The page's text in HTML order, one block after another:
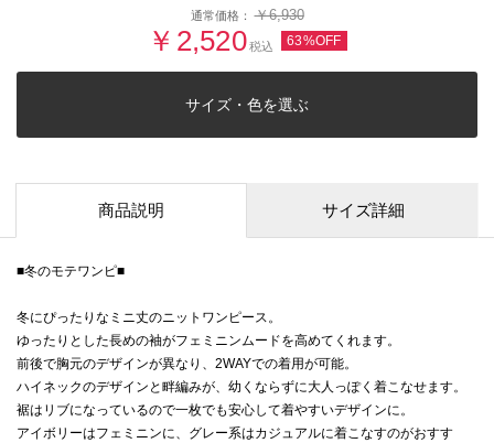
通常価格：￥6,930
￥2,520税込 63%OFF
サイズ・色を選ぶ
商品説明 サイズ詳細
■冬のモテワンピ■
冬にぴったりなミニ丈のニットワンピース。
ゆったりとした長めの袖がフェミニンムードを高めてくれます。
前後で胸元のデザインが異なり、2WAYでの着用が可能。
ハイネックのデザインと畔編みが、幼くならずに大人っぽく着こなせます。
裾はリブになっているので一枚でも安心して着やすいデザインに。
アイボリーはフェミニンに、グレー系はカジュアルに着こなすのがおすす